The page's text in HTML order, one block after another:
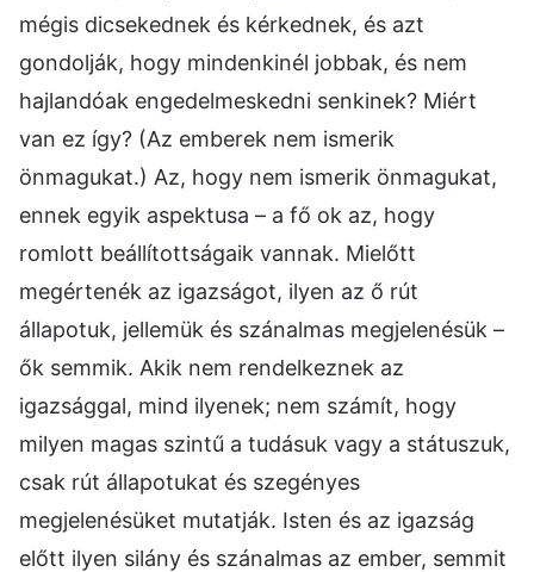
mégis dicsekednek és kérkednek, és azt
gondolják, hogy mindenkinél jobbak, és nem
hajlandóak engedelmeskedni senkinek? Miért
van ez így? (Az emberek nem ismerik
önmagukat.) Az, hogy nem ismerik önmagukat,
ennek egyik aspektusa – a fő ok az, hogy
romlott beállítottságaik vannak. Mielőtt
megértenék az igazságot, ilyen az ő rút
állapotuk, jellemük és szánalmas megjelenésük –
ők semmik. Akik nem rendelkeznek az
igazsággal, mind ilyenek; nem számít, hogy
milyen magas szintű a tudásuk vagy a státuszuk,
csak rút állapotukat és szegényes
megjelenésüket mutatják. Isten és az igazság
előtt ilyen silány és szánalmas az ember, semmit